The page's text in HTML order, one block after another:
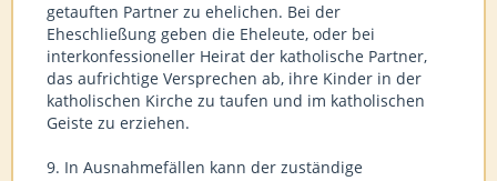
getauften Partner zu ehelichen. Bei der
Eheschließung geben die Eheleute, oder bei
interkonfessioneller Heirat der katholische Partner,
das aufrichtige Versprechen ab, ihre Kinder in der
katholischen Kirche zu taufen und im katholischen
Geiste zu erziehen.
9. In Ausnahmefällen kann der zuständige